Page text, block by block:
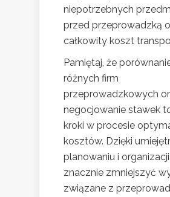
niepotrzebnych
przed przeprowadzką
całkowity koszt
Pamiętaj, że
różnych firm
przeprowadzkowych
negocjowanie stawek
kroki w procesie
kosztów. Dzięki
planowaniu i
znacznie zmniejszyć
związane z